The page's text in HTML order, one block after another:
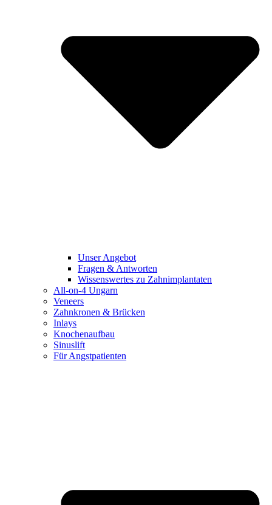
Unser Angebot
Fragen & Antworten
Wissenswertes zu Zahnimplantaten
All-on-4 Ungarn
Veneers
Zahnkronen & Brücken
Inlays
Knochenaufbau
Sinuslift
Für Angstpatienten